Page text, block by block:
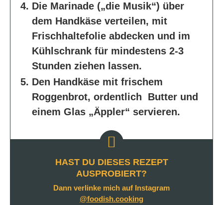
Die Marinade („die Musik“) über
dem Handkäse verteilen, mit
Frischhaltefolie abdecken und im
Kühlschrank für mindestens 2-3
Stunden ziehen lassen.
Den Handkäse mit frischem
Roggenbrot, ordentlich Butter und
einem Glas „Äppler“ servieren.
HAST DU DIESES REZEPT
AUSPROBIERT?
Dann verlinke mich auf Instagram
@foodish.cooking